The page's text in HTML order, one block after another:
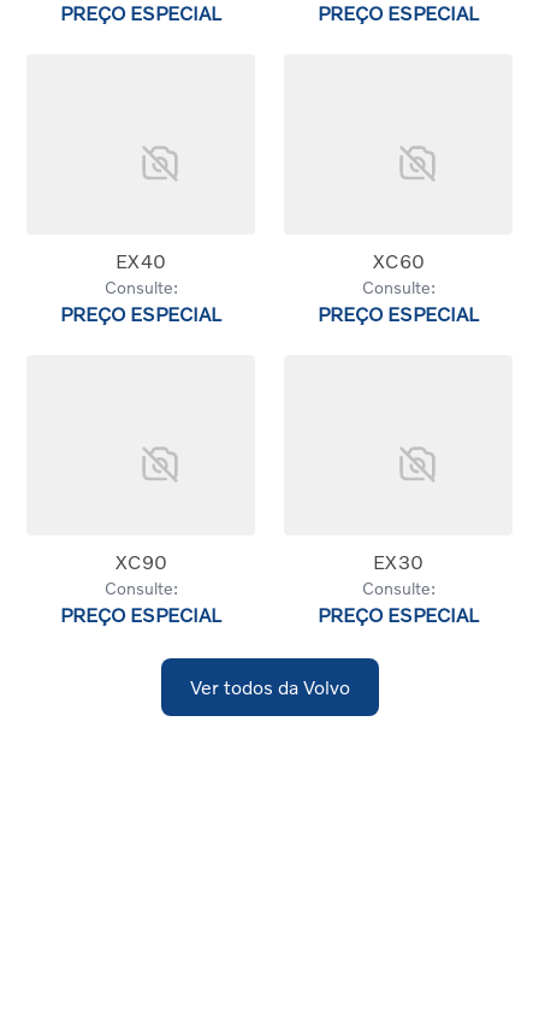
PREÇO ESPECIAL PREÇO ESPECIAL
EX40
Consulte:
PREÇO ESPECIAL
XC60
Consulte:
PREÇO ESPECIAL
XC90
Consulte:
PREÇO ESPECIAL
EX30
Consulte:
PREÇO ESPECIAL
Ver todos da Volvo